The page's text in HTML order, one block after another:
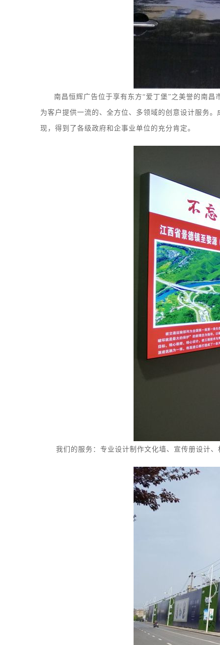
南昌恒辉广告位于享有东方“爱丁堡”之美誉的南昌
为客户提供一流的、全方位、多领域的创意设计服务。
现，得到了各级政府和企事业单位的充分肯定。
我们的服务：专业设计制作文化墙、宣传册设计、